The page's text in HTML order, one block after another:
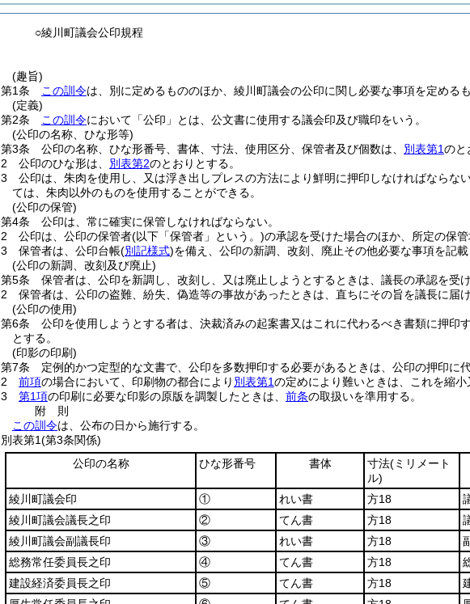
○綾川町議会公印規程
(趣旨)
第1条
この訓令は、別に定めるもののほか、綾川町議会の公印に関し必要な事項を定める
(定義)
第2条
この訓令において「公印」とは、公文書に使用する議会印及び職印をいう。
(公印の名称、ひな形等)
第3条
公印の名称、ひな形番号、書体、寸法、使用区分、保管者及び個数は、 別表第1のと
2
公印のひな形は、 別表第2のとおりとする。
3
公印は、朱肉を使用し、又は浮き出しプレスの方法により鮮明に押印しなければならな
ては、朱肉以外のものを使用することができる。
(公印の保管)
第4条
公印は、常に確実に保管しなければならない。
2
公印は、公印の保管者(以下「保管者」という。)の承認を受けた場合のほか、所定の保
3
保管者は、公印台帳(別記様式)を備え、公印の新調、改刻、廃止その他必要な事項を記
(公印の新調、改刻及び廃止)
第5条
保管者は、公印を新調し、改刻し、又は廃止しようとするときは、議長の承認を受
2
保管者は、公印の盗難、紛失、偽造等の事故があったときは、直ちにその旨を議長に届
(公印の使用)
第6条
公印を使用しようとする者は、決裁済みの起案書又はこれに代わるべき書類に押
とする。
(印影の印刷)
第7条
定例的かつ定型的な文書で、公印を多数押印する必要があるときは、公印の押印に
2
前項の場合において、印刷物の都合により 別表第1の定めにより難いときは、これを縮
3
第1項の印刷に必要な印影の原版を調製したときは、 前条の取扱いを準用する。
附 則
この訓令は、公布の日から施行する。
別表第1(第3条関係)
公印の名称
ひな形番号 書体 寸法(ミリメート
ル)
綾川町議会印
① れい書 方18
綾川町議会議長之印
② てん書 方18
綾川町議会副議長印
③ れい書 方18
総務常任委員長之印
④ てん書 方18
建設経済委員長之印
⑤ てん書 方18